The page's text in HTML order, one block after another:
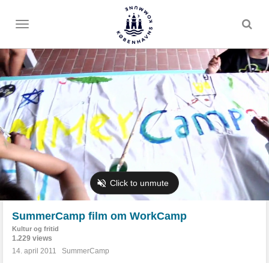
Toggle
SummerCamp film om WorkCamp
Kultur og fritid
1.229 views
14. april 2011
SummerCamp